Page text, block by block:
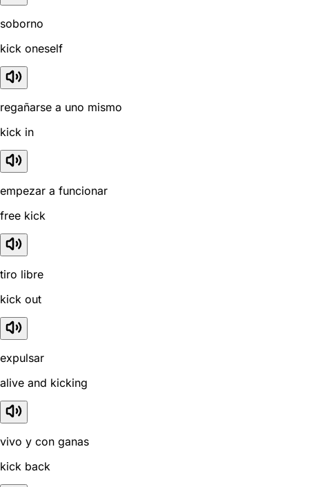
soborno
kick oneself
regañarse a uno mismo
kick in
empezar a funcionar
free kick
tiro libre
kick out
expulsar
alive and kicking
vivo y con ganas
kick back